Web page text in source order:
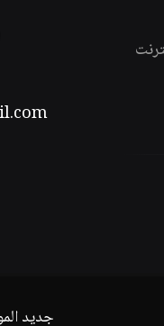
جديد